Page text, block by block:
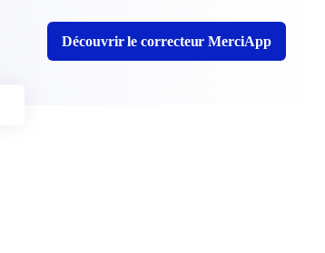
Découvrir le correcteur MerciApp